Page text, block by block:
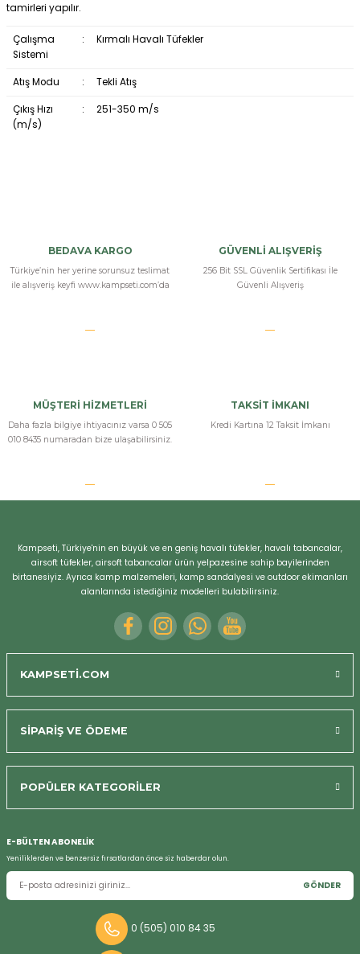
tamirleri yapılır.
Çalışma
Sistemi
: Kırmalı Havalı Tüfekler
Atış Modu : Tekli Atış
Çıkış Hızı
(m/s)
: 251-350 m/s
BEDAVA KARGO
Türkiye’nin her yerine sorunsuz teslimat
ile alışveriş keyfi www.kampseti.com’da
GÜVENLİ ALIŞVERİŞ
256 Bit SSL Güvenlik Sertifikası İle
Güvenli Alışveriş
MÜŞTERİ HİZMETLERİ
Daha fazla bilgiye ihtiyacınız varsa 0 505
010 8435 numaradan bize ulaşabilirsiniz.
TAKSİT İMKANI
Kredi Kartına 12 Taksit İmkanı
Kampseti, Türkiye'nin en büyük ve en geniş havalı tüfekler, havalı tabancalar,
airsoft tüfekler, airsoft tabancalar ürün yelpazesine sahip bayilerinden
birtanesiyiz. Ayrıca kamp malzemeleri, kamp sandalyesi ve outdoor ekimanları
alanlarında istediğiniz modelleri bulabilirsiniz.
KAMPSETİ.COM
SİPARİŞ VE ÖDEME
POPÜLER KATEGORİLER
E-BÜLTEN ABONELİK
Yeniliklerden ve benzersiz fırsatlardan önce siz haberdar olun.
GÖNDER
0 (505) 010 84 35